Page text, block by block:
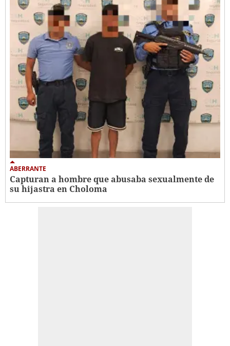
ABERRANTE
Capturan a hombre que abusaba sexualmente de
su hijastra en Choloma